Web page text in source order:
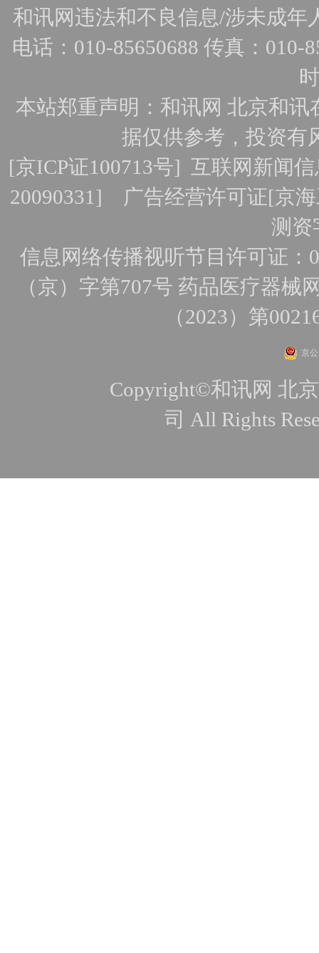
和讯网违法和不良信息/涉未成年
电话：010-85650688 传真：010-
本站郑重声明：和讯网 北京和
据仅供参考，投资有
[京ICP证100713号]互联网新闻
20090331] 广告经营许可证[京
测资
信息网络传播视听节目许可证：
（京）字第707号 药品医疗器械
（2023）第
京
Copyright©和讯网 北
司 All Rights